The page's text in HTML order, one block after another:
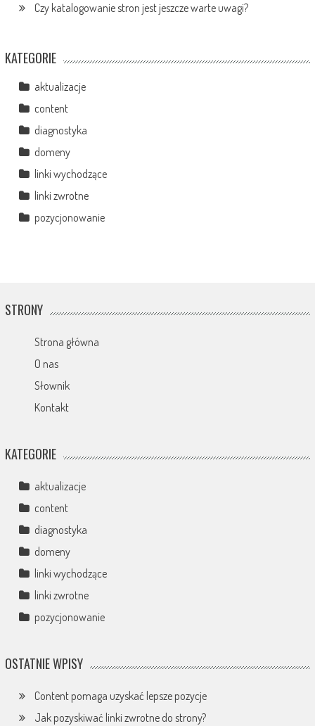
Czy katalogowanie stron jest jeszcze warte uwagi?
KATEGORIE
aktualizacje
content
diagnostyka
domeny
linki wychodzące
linki zwrotne
pozycjonowanie
STRONY
Strona główna
O nas
Słownik
Kontakt
KATEGORIE
aktualizacje
content
diagnostyka
domeny
linki wychodzące
linki zwrotne
pozycjonowanie
OSTATNIE WPISY
Content pomaga uzyskać lepsze pozycje
Jak pozyskiwać linki zwrotne do strony?